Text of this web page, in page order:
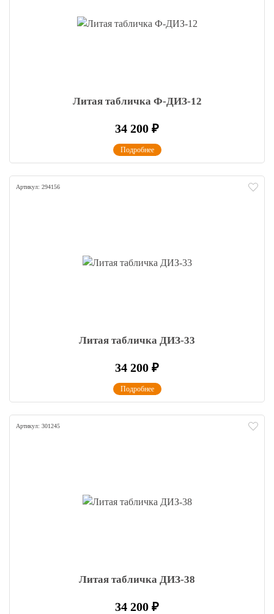
Литая табличка Ф-ДИЗ-12
34 200 ₽
Подробнее
Артикул: 294156
Литая табличка ДИЗ-33
34 200 ₽
Подробнее
Артикул: 301245
Литая табличка ДИЗ-38
34 200 ₽